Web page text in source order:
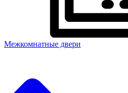
Межкомнатные двери